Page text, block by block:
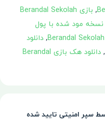
,
بازی Berandal Sekolah
بازی Berandal Sekolah نسخه مود شده با پول
, دانلود
,
دانلود هک بازی Berandal